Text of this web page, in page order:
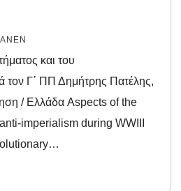
και του
τον Γ΄ ΠΠ Δημήτρης Πατέλης,
/ Ελλάδα Aspects of the
imperialism during WWIII